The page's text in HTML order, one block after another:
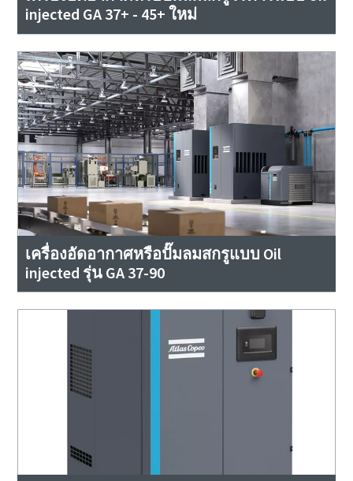
injected GA 37+ - 45+ ใหม่
เครื่องอัดอากาศหรือปั๊มลมสกรูแบบ Oil
injected รุ่น GA 37-90